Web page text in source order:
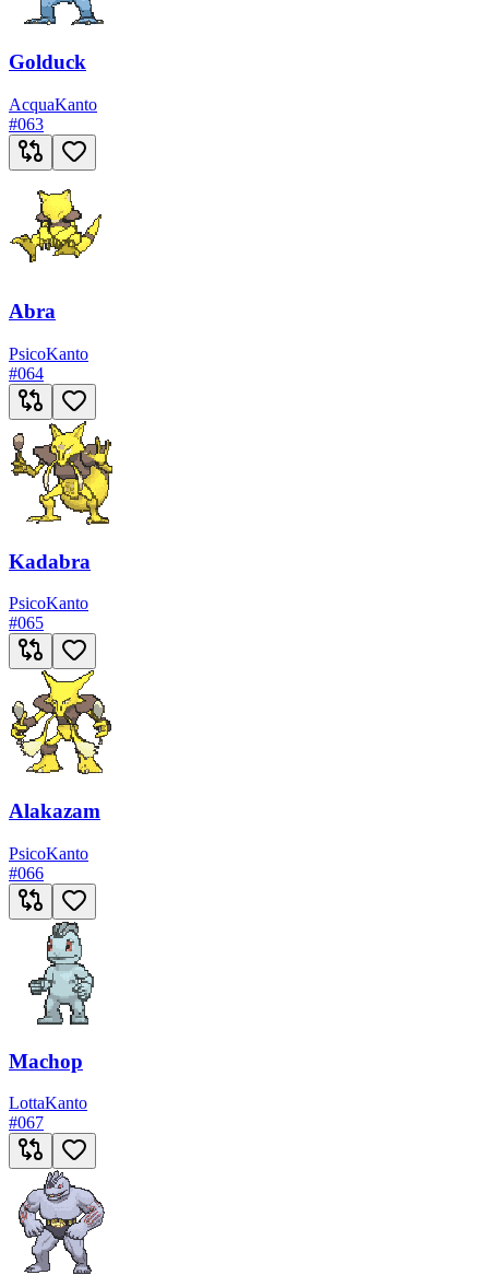
Golduck
AcquaKanto
#063
Abra
PsicoKanto
#064
Kadabra
PsicoKanto
#065
Alakazam
PsicoKanto
#066
Machop
LottaKanto
#067